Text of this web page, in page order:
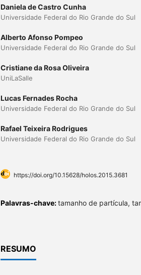
Daniela de Castro Cunha
Universidade Federal do Rio Grande do Sul
Alberto Afonso Pompeo
Universidade Federal do Rio Grande do Sul
Cristiane da Rosa Oliveira
UniLaSalle
Lucas Fernades Rocha
Universidade Federal do Rio Grande do Sul
Rafael Teixeira Rodrigues
Universidade Federal do Rio Grande do Sul
https://doi.org/10.15628/holos.2015.3681
Palavras-chave:tamanho de partícula,
RESUMO